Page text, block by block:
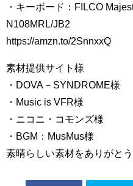
・キーボード：FILCO
N108MRL/JB2
https://amzn.to/2SnnxxQ
素材提供サイト様
・DOVA－SYNDROME様
・Music is VFR様
・ニコニ・コモンズ様
・BGM：MusMus様
素晴らしい素材をありがとう